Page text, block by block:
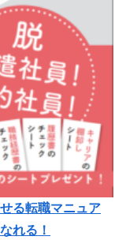
る転職マニュア
れる！